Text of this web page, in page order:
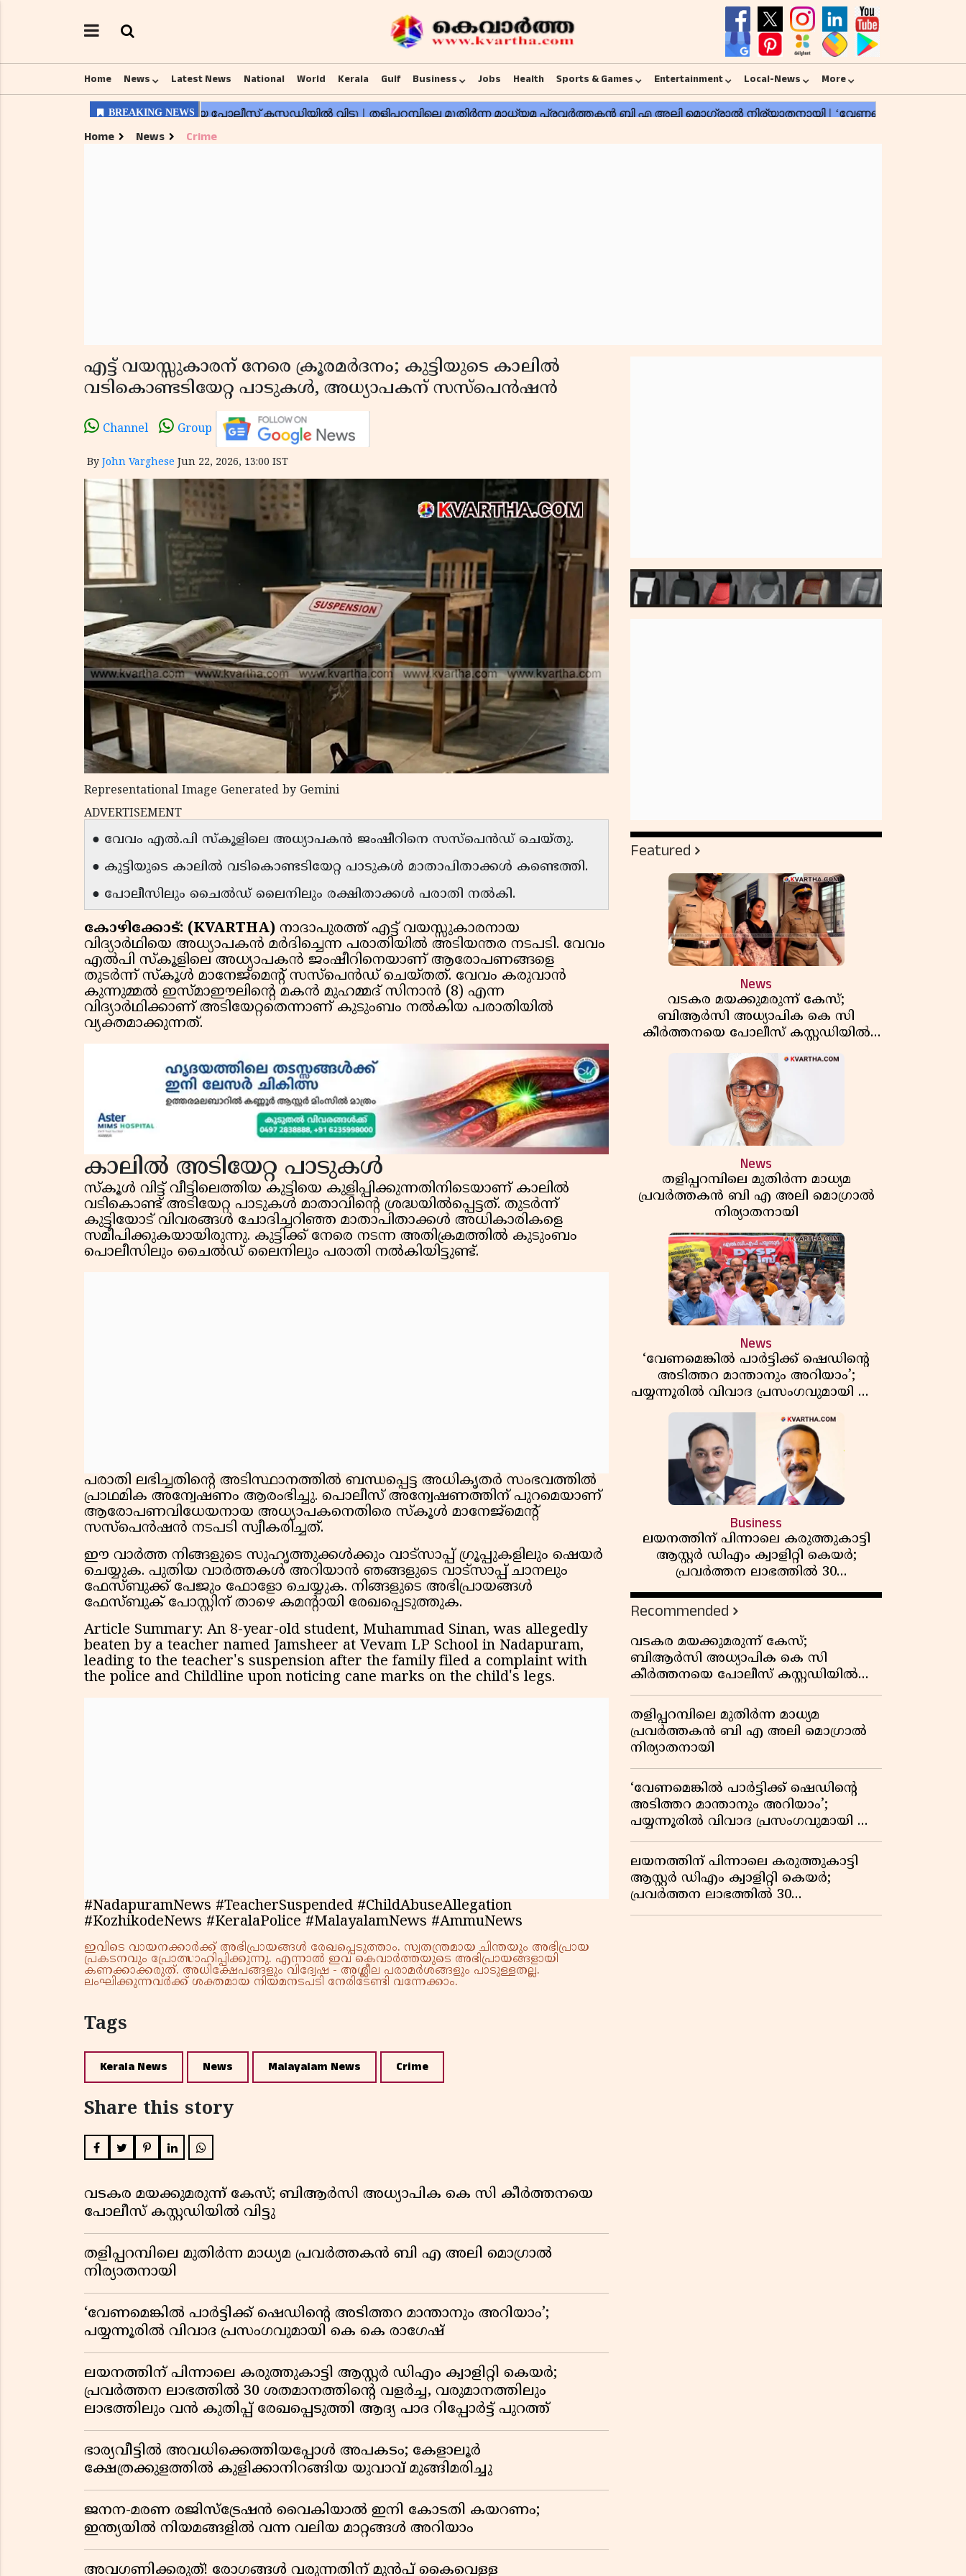
Home News Latest News National World Kerala Gulf Business Jobs Health Sports & Games Entertainment Local-News More
Home News Crime
എട്ട് വയസ്സുകാരന് നേരെ ക്രൂരമർദനം; കുട്ടിയുടെ കാലിൽ
വടികൊണ്ടടിയേറ്റ പാടുകൾ, അധ്യാപകന് സസ്‌പെൻഷൻ
Channel Group
By John Varghese Jun 22, 2026, 13:00 IST
Representational Image Generated by Gemini
ADVERTISEMENT
● വേവം എൽ.പി സ്കൂളിലെ അധ്യാപകൻ ജംഷീറിനെ സസ്‌പെൻഡ് ചെയ്തു.
● കുട്ടിയുടെ കാലിൽ വടികൊണ്ടടിയേറ്റ പാടുകൾ മാതാപിതാക്കൾ കണ്ടെത്തി.
● പോലീസിലും ചൈൽഡ് ലൈനിലും രക്ഷിതാക്കൾ പരാതി നൽകി.
കോഴിക്കോട്: (KVARTHA) നാദാപുരത്ത് എട്ട് വയസ്സുകാരനായ
വിദ്യാർഥിയെ അധ്യാപകൻ മർദിച്ചെന്ന പരാതിയിൽ അടിയന്തര നടപടി. വേവം
എൽപി സ്കൂളിലെ അധ്യാപകൻ ജംഷീറിനെയാണ് ആരോപണങ്ങളെ
തുടർന്ന് സ്കൂൾ മാനേജ്മെൻ്റ് സസ്‌പെൻഡ് ചെയ്തത്. വേവം കരുവാൻ
കുന്നുമ്മൽ ഇസ്മാഈലിൻ്റെ മകൻ മുഹമ്മദ് സിനാൻ (8) എന്ന
വിദ്യാർഥിക്കാണ് അടിയേറ്റതെന്നാണ് കുടുംബം നൽകിയ പരാതിയിൽ
വ്യക്തമാക്കുന്നത്.
കാലിൽ അടിയേറ്റ പാടുകൾ
സ്കൂൾ വിട്ട് വീട്ടിലെത്തിയ കുട്ടിയെ കുളിപ്പിക്കുന്നതിനിടെയാണ് കാലിൽ
വടികൊണ്ട് അടിയേറ്റ പാടുകൾ മാതാവിൻ്റെ ശ്രദ്ധയിൽപ്പെട്ടത്. തുടർന്ന്
കുട്ടിയോട് വിവരങ്ങൾ ചോദിച്ചറിഞ്ഞ മാതാപിതാക്കൾ അധികാരികളെ
സമീപിക്കുകയായിരുന്നു. കുട്ടിക്ക് നേരെ നടന്ന അതിക്രമത്തിൽ കുടുംബം
പൊലീസിലും ചൈൽഡ് ലൈനിലും പരാതി നൽകിയിട്ടുണ്ട്.
പരാതി ലഭിച്ചതിൻ്റെ അടിസ്ഥാനത്തിൽ ബന്ധപ്പെട്ട അധികൃതർ സംഭവത്തിൽ
പ്രാഥമിക അന്വേഷണം ആരംഭിച്ചു. പൊലീസ് അന്വേഷണത്തിന് പുറമെയാണ്
ആരോപണവിധേയനായ അധ്യാപകനെതിരെ സ്കൂൾ മാനേജ്മെൻ്റ്
സസ്‌പെൻഷൻ നടപടി സ്വീകരിച്ചത്.
ഈ വാർത്ത നിങ്ങളുടെ സുഹൃത്തുക്കൾക്കും വാട്സാപ്പ് ഗ്രൂപ്പുകളിലും ഷെയർ
ചെയ്യുക. പുതിയ വാർത്തകൾ അറിയാൻ ഞങ്ങളുടെ വാട്സാപ്പ് ചാനലും
ഫേസ്ബുക്ക് പേജും ഫോളോ ചെയ്യുക. നിങ്ങളുടെ അഭിപ്രായങ്ങൾ
ഫേസ്ബുക് പോസ്റ്റിന് താഴെ കമൻ്റായി രേഖപ്പെടുത്തുക.
Article Summary: An 8-year-old student, Muhammad Sinan, was allegedly
beaten by a teacher named Jamsheer at Vevam LP School in Nadapuram,
leading to the teacher's suspension after the family filed a complaint with
the police and Childline upon noticing cane marks on the child's legs.
#NadapuramNews #TeacherSuspended #ChildAbuseAllegation
#KozhikodeNews #KeralaPolice #MalayalamNews #AmmuNews
ഇവിടെ വായനക്കാർക്ക് അഭിപ്രായങ്ങൾ രേഖപ്പെടുത്താം. സ്വതന്ത്രമായ ചിന്തയും അഭിപ്രായ
പ്രകടനവും പ്രോത്സാഹിപ്പിക്കുന്നു. എന്നാൽ ഇവ കെവാർത്തയുടെ അഭിപ്രായങ്ങളായി
കണക്കാക്കരുത്. അധിക്ഷേപങ്ങളും വിദ്വേഷ - അശ്ലീല പരാമർശങ്ങളും പാടുള്ളതല്ല.
ലംഘിക്കുന്നവർക്ക് ശക്തമായ നിയമനടപടി നേരിടേണ്ടി വന്നേക്കാം.
Tags
Kerala News News Malayalam News Crime
Share this story
വടകര മയക്കുമരുന്ന് കേസ്; ബിആർസി അധ്യാപിക കെ സി കീർത്തനയെ
പോലീസ് കസ്റ്റഡിയിൽ വിട്ടു
തളിപ്പറമ്പിലെ മുതിർന്ന മാധ്യമ പ്രവർത്തകൻ ബി എ അലി മൊഗ്രാൽ
നിര്യാതനായി
‘വേണമെങ്കിൽ പാർട്ടിക്ക് ഷെഡിൻ്റെ അടിത്തറ മാന്താനും അറിയാം’;
പയ്യന്നൂരിൽ വിവാദ പ്രസംഗവുമായി കെ കെ രാഗേഷ്
ലയനത്തിന് പിന്നാലെ കരുത്തുകാട്ടി ആസ്റ്റർ ഡിഎം ക്വാളിറ്റി കെയർ;
പ്രവർത്തന ലാഭത്തിൽ 30 ശതമാനത്തിൻ്റെ വളർച്ച, വരുമാനത്തിലും
ലാഭത്തിലും വൻ കുതിപ്പ് രേഖപ്പെടുത്തി ആദ്യ പാദ റിപ്പോർട്ട് പുറത്ത്
ഭാര്യവീട്ടിൽ അവധിക്കെത്തിയപ്പോൾ അപകടം; കേളാലൂർ
ക്ഷേത്രക്കുളത്തിൽ കുളിക്കാനിറങ്ങിയ യുവാവ് മുങ്ങിമരിച്ചു
ജനന-മരണ രജിസ്ട്രേഷൻ വൈകിയാൽ ഇനി കോടതി കയറണം;
ഇന്ത്യയിൽ നിയമങ്ങളിൽ വന്ന വലിയ മാറ്റങ്ങൾ അറിയാം
അവഗണിക്കരുത്! രോഗങ്ങൾ വരുന്നതിന് മുൻപ് കൈവെള്ള
Featured
News
വടകര മയക്കുമരുന്ന് കേസ്;
ബിആർസി അധ്യാപിക കെ സി
കീർത്തനയെ പോലീസ് കസ്റ്റഡിയിൽ
News
തളിപ്പറമ്പിലെ മുതിർന്ന മാധ്യമ
പ്രവർത്തകൻ ബി എ അലി മൊഗ്രാൽ
നിര്യാതനായി
News
‘വേണമെങ്കിൽ പാർട്ടിക്ക് ഷെഡിൻ്റെ
അടിത്തറ മാന്താനും അറിയാം’;
പയ്യന്നൂരിൽ വിവാദ പ്രസംഗവുമായി കെ
കെ രാഗേഷ്
Business
ലയനത്തിന് പിന്നാലെ കരുത്തുകാട്ടി
ആസ്റ്റർ ഡിഎം ക്വാളിറ്റി കെയർ;
പ്രവർത്തന ലാഭത്തിൽ 30
ശതമാനത്തിൻ്റെ വളർച്ച,
വരുമാനത്തിലും ലാഭത്തിലും വൻ
കുതിപ്പ് രേഖപ്പെടുത്തി ആദ്യ പാദ
റിപ്പോർട്ട് പുറത്ത്
Recommended
വടകര മയക്കുമരുന്ന് കേസ്;
ബിആർസി അധ്യാപിക കെ സി
കീർത്തനയെ പോലീസ് കസ്റ്റഡിയിൽ
വിട്ടു
തളിപ്പറമ്പിലെ മുതിർന്ന മാധ്യമ
പ്രവർത്തകൻ ബി എ അലി മൊഗ്രാൽ
നിര്യാതനായി
‘വേണമെങ്കിൽ പാർട്ടിക്ക് ഷെഡിൻ്റെ
അടിത്തറ മാന്താനും അറിയാം’;
പയ്യന്നൂരിൽ വിവാദ പ്രസംഗവുമായി കെ
കെ രാഗേഷ്
ലയനത്തിന് പിന്നാലെ കരുത്തുകാട്ടി
ആസ്റ്റർ ഡിഎം ക്വാളിറ്റി കെയർ;
പ്രവർത്തന ലാഭത്തിൽ 30
ശതമാനത്തിൻ്റെ വളർച്ച,